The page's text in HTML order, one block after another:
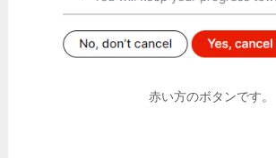
赤い方のボタンです。